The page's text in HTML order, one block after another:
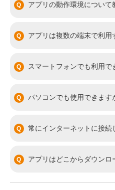
アプリの動作環境について
アプリは複数の端末で利用
スマートフォンでも利用で
パソコンでも使用できます
常にインターネットに接続
アプリはどこからダウンロ